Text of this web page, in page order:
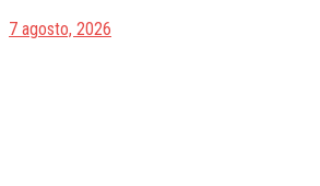
7 agosto, 2026